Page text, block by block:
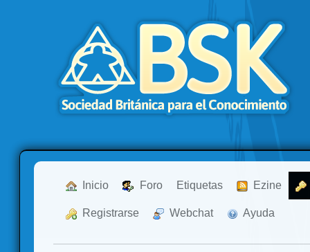
Inicio Foro Etiquetas Ezine
Registrarse Webchat Ayuda